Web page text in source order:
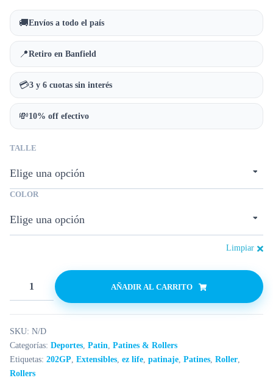
🚚Envíos a todo el país
📍Retiro en Banfield
💳3 y 6 cuotas sin interés
💸10% off efectivo
TALLE
COLOR
Limpiar
AÑADIR AL CARRITO
SKU: N/D
Categorías: Deportes, Patin, Patines & Rollers
Etiquetas: 202GP, Extensibles, ez life, patinaje, Patines, Roller,
Rollers